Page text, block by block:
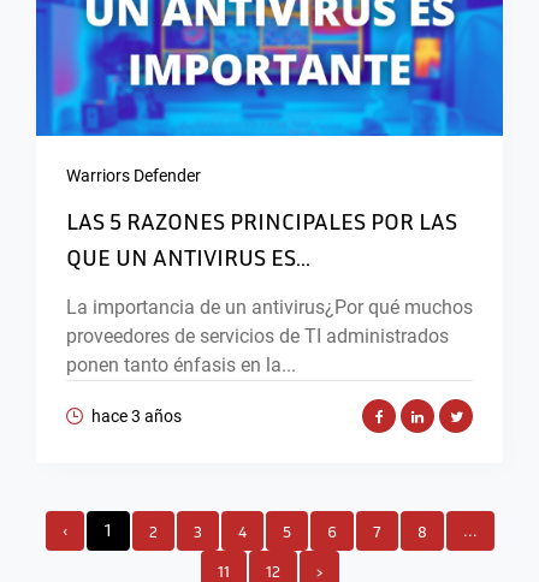
Warriors Defender
LAS 5 RAZONES PRINCIPALES POR LAS
QUE UN ANTIVIRUS ES...
La importancia de un antivirus¿Por qué muchos
proveedores de servicios de TI administrados
ponen tanto énfasis en la...
hace 3 años
‹ 1 2 3 4 5 6 7 8 ...
11 12 ›